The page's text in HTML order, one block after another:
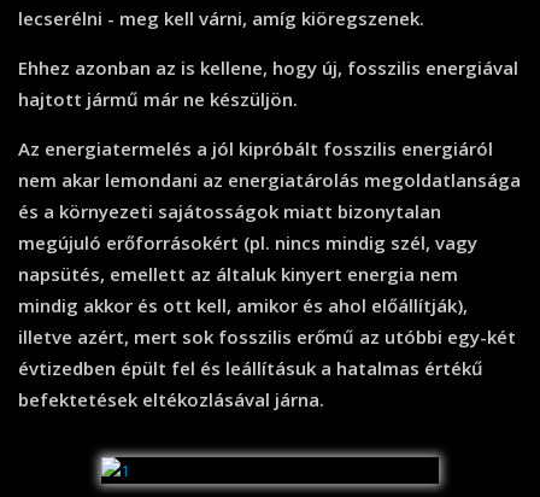
lecserélni - meg kell várni, amíg kiöregszenek.
Ehhez azonban az is kellene, hogy új, fosszilis energiával
hajtott jármű már ne készüljön.
Az energiatermelés a jól kipróbált fosszilis energiáról
nem akar lemondani az energiatárolás megoldatlansága
és a környezeti sajátosságok miatt bizonytalan
megújuló erőforrásokért (pl. nincs mindig szél, vagy
napsütés, emellett az általuk kinyert energia nem
mindig akkor és ott kell, amikor és ahol előállítják),
illetve azért, mert sok fosszilis erőmű az utóbbi egy-két
évtizedben épült fel és leállításuk a hatalmas értékű
befektetések eltékozlásával járna.